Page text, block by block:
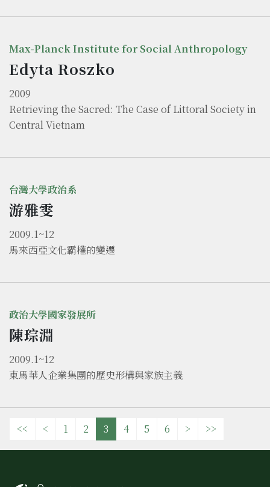
Max-Planck Institute for Social Anthropology
Edyta Roszko
2009
Retrieving the Sacred: The Case of Littoral Society in
Central Vietnam
台灣大學政治系
游雅雯
2009.1~12
馬來西亞文化霸權的變遷
政治大學國家發展所
陳琮淵
2009.1~12
東馬華人企業集團的歷史形構與家族主義
<< < 1 2 3 4 5 6 > >>